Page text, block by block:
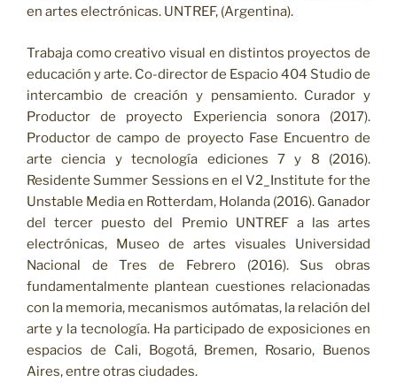
en artes electrónicas. UNTREF, (Argentina).
Trabaja como creativo visual en distintos proyectos de
educación y arte. Co-director de Espacio 404 Studio de
intercambio de creación y pensamiento. Curador y
Productor de proyecto Experiencia sonora (2017).
Productor de campo de proyecto Fase Encuentro de
arte ciencia y tecnología ediciones 7 y 8 (2016).
Residente Summer Sessions en el V2_Institute for the
Unstable Media en Rotterdam, Holanda (2016). Ganador
del tercer puesto del Premio UNTREF a las artes
electrónicas, Museo de artes visuales Universidad
Nacional de Tres de Febrero (2016). Sus obras
fundamentalmente plantean cuestiones relacionadas
con la memoria, mecanismos autómatas, la relación del
arte y la tecnología. Ha participado de exposiciones en
espacios de Cali, Bogotá, Bremen, Rosario, Buenos
Aires, entre otras ciudades.